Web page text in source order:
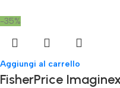
-35%
Aggiungi al carrello
FisherPrice